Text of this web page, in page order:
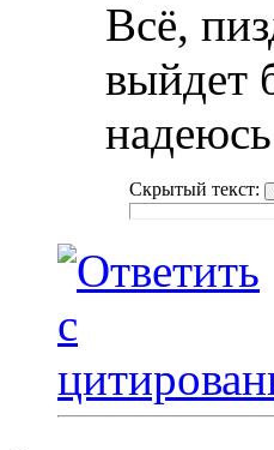
Всё,
выйдет
Скрытый текст: